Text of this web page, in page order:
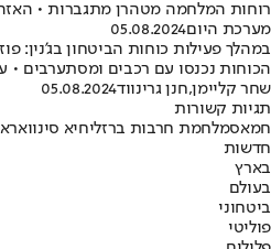
רוחות המלחמה מטהרן מתגברות • האזהרה נועדה להימנע מתקריות כפי שקרה ב-
מערכת היום05.08.2024
במהלך פעילות כוחות הביטחון בג'נין:
הכוחות נכנסו עם רכבים ומסתערבים •
שחר קליימן,חנן גרינווד05.08.2024
תגיות קשורות
חמאסמלחמת חרבות ברזליחיא סינוואר
חדשות
בארץ
בעולם
ביטחוני
פוליטי